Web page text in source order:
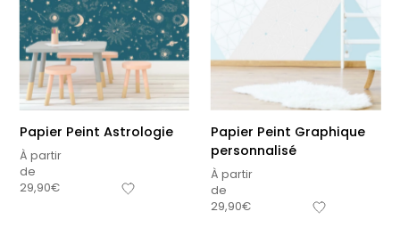
Papier Peint Astrologie
À partir
de
29,90€
Papier Peint Graphique
personnalisé
À partir
de
29,90€